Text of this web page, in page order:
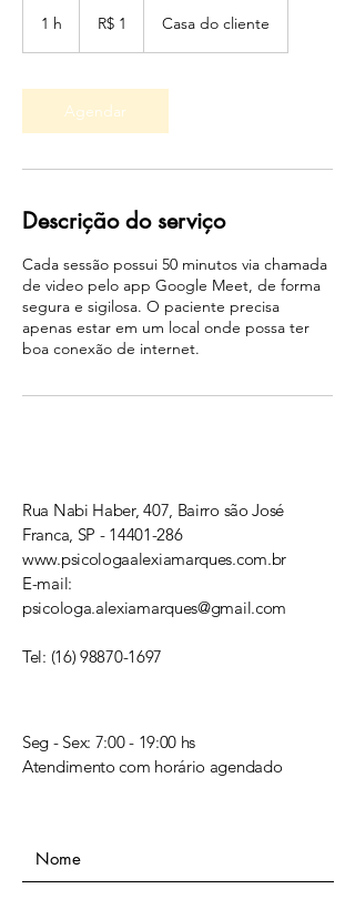
1 h
brasileiro
R$ 1 Casa do cliente
Agendar
Descrição do serviço
Cada sessão possui 50 minutos via chamada
de video pelo app Google Meet, de forma
segura e sigilosa. O paciente precisa
apenas estar em um local onde possa ter
boa conexão de internet.
Rua Nabi Haber, 407, Bairro são José
Franca, SP - 14401-286
www.psicologaalexiamarques.com.br
E-mail:
psicologa.alexiamarques@gmail.com
Tel: (16) 98870-1697
Seg - Sex: 7:00 - 19:00 hs​​​
Atendimento com horário agendado